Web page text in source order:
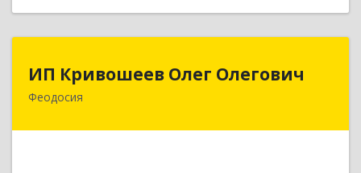
ИП Кривошеев Олег Олегович
Феодосия